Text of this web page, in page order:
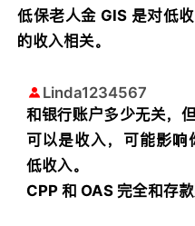
低保老人金 GIS 是对低
的收入相关。
Linda1234567
和银行账户多少无关，
可以是收入，可能影响
低收入。
CPP 和 OAS 完全和存